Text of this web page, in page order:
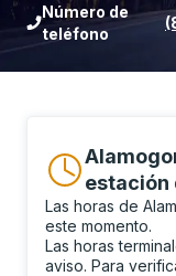
Número de
teléfono
estación
Las horas de
este momento.
Las horas
aviso. Para